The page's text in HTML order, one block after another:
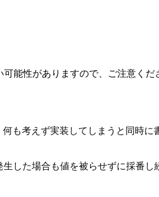
能性がありますので、ご注意くだ
も考えず実装してしまうと同時
した場合も値を被らせずに採番し